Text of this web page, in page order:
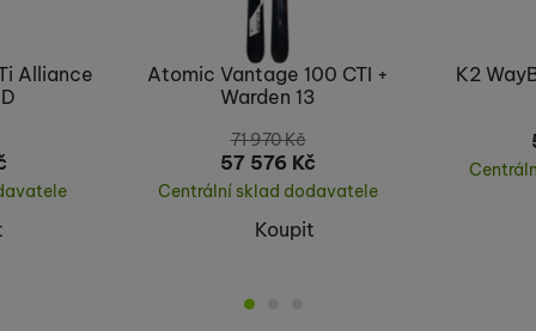
Atomic Vantage 100 CTI +
Warden 13
71 970Kč
57 576 Kč
Centrální sklad dodavatele
Koupit
K2
Alliance